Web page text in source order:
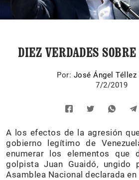
DIEZ VERDADES
Por: José Ángel
7/2/2019
A los efectos de la agresión
gobierno legítimo de
enumerar los elementos que
golpista Juan Guaidó, ungido
Asamblea Nacional declarada